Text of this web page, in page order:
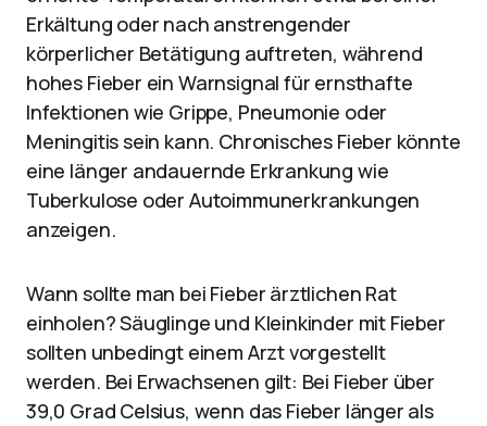
Erkältung oder nach anstrengender
körperlicher Betätigung auftreten, während
hohes Fieber ein Warnsignal für ernsthafte
Infektionen wie Grippe, Pneumonie oder
Meningitis sein kann. Chronisches Fieber könnte
eine länger andauernde Erkrankung wie
Tuberkulose oder Autoimmunerkrankungen
anzeigen.
Wann sollte man bei Fieber ärztlichen Rat
einholen? Säuglinge und Kleinkinder mit Fieber
sollten unbedingt einem Arzt vorgestellt
werden. Bei Erwachsenen gilt: Bei Fieber über
39,0 Grad Celsius, wenn das Fieber länger als